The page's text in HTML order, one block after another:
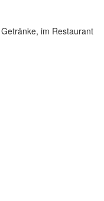
im Restaurant